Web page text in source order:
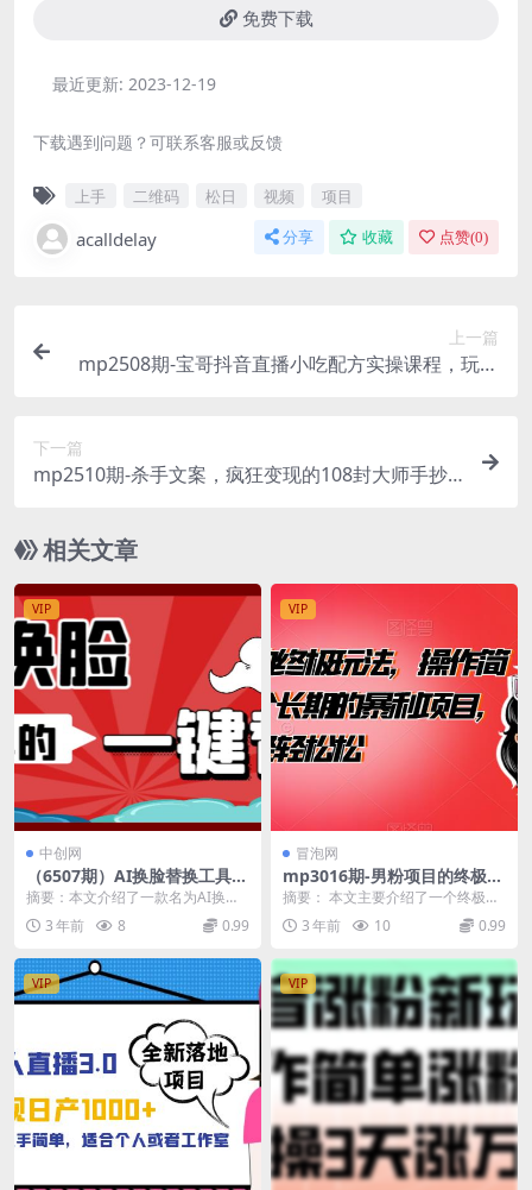
免费下载
最近更新: 2023-12-19
下载遇到问题？可联系客服或反馈
上手 二维码 松日 视频 项目
acalldelay 分享 收藏 点赞(0)
上一篇
mp2508期-宝哥抖音直播小吃配方实操课程，玩法
下一篇
mp2510期-杀手文案，疯狂变现的108封大师手抄
(“杀手文案”揭秘轻松收钱的文案密码)
相关文章
VIP
中创网
（6507期）AI换脸替换工具离
线版V1.2+保姆级视频教程
（一键操作，小白一看就会）
摘要：本文介绍了一款名为AI换脸
替换工具离线版V1.2的保姆级视频
教程。该软件能...
3 年前 8 0.99
VIP
冒泡网
mp3016期-男粉项目的终极玩
法，操作简单，是一个长期的
暴利项目，一天几百轻轻松松
【揭秘】(揭秘男粉项目的终极
摘要： 本文主要介绍了一个终极版
的男粉项目，该项目经过作者的优
化和打磨，操作简单...
3 年前 10 0.99
VIP VIP